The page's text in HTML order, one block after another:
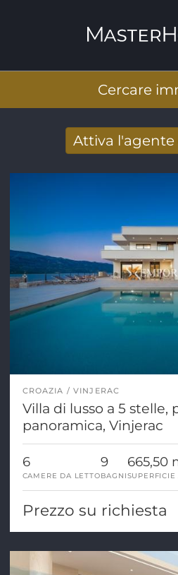
Cercare
Attiva l'agente
mail
CROAZIA VINJERAC
Villa di lusso a 5 stelle,
panoramica, Vinjerac
6
CAMERE DA LETTO
9
BAGNI
665,50
Prezzo su richiesta